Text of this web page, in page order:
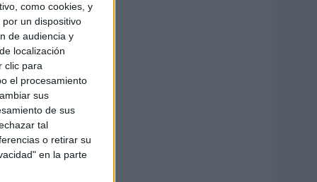
como cookies, y
un dispositivo
de audiencia y
localización
clic para
el procesamiento
sus
de sus
tal
o retirar su
en la parte